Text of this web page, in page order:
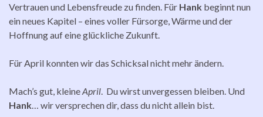
Vertrauen und Lebensfreude zu finden. Für Hank beginnt nun
ein neues Kapitel – eines voller Fürsorge, Wärme und der
Hoffnung auf eine glückliche Zukunft.
Für April konnten wir das Schicksal nicht mehr ändern.
Mach’s gut, kleineApril. Du wirst unvergessen bleiben. Und
Hank… wir versprechen dir, dass du nicht allein bist.